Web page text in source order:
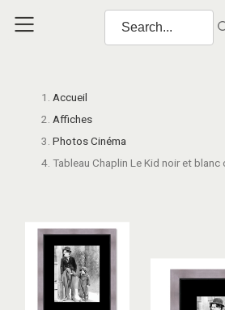
Accueil
Affiches
Photos Cinéma
Tableau Chaplin Le Kid noir et blanc